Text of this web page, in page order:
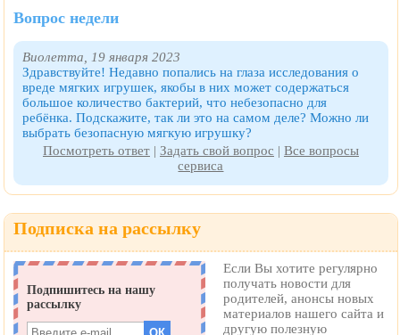
Вопрос недели
Виолетта, 19 января 2023
Здравствуйте! Недавно попались на глаза исследования о
вреде мягких игрушек, якобы в них может содержаться
большое количество бактерий, что небезопасно для
ребёнка. Подскажите, так ли это на самом деле? Можно ли
выбрать безопасную мягкую игрушку?
Посмотреть ответ| Задать свой вопрос | Все вопросы
сервиса
Подписка на рассылку
Если Вы хотите регулярно
получать новости для
родителей, анонсы новых
материалов нашего сайта и
другую полезную